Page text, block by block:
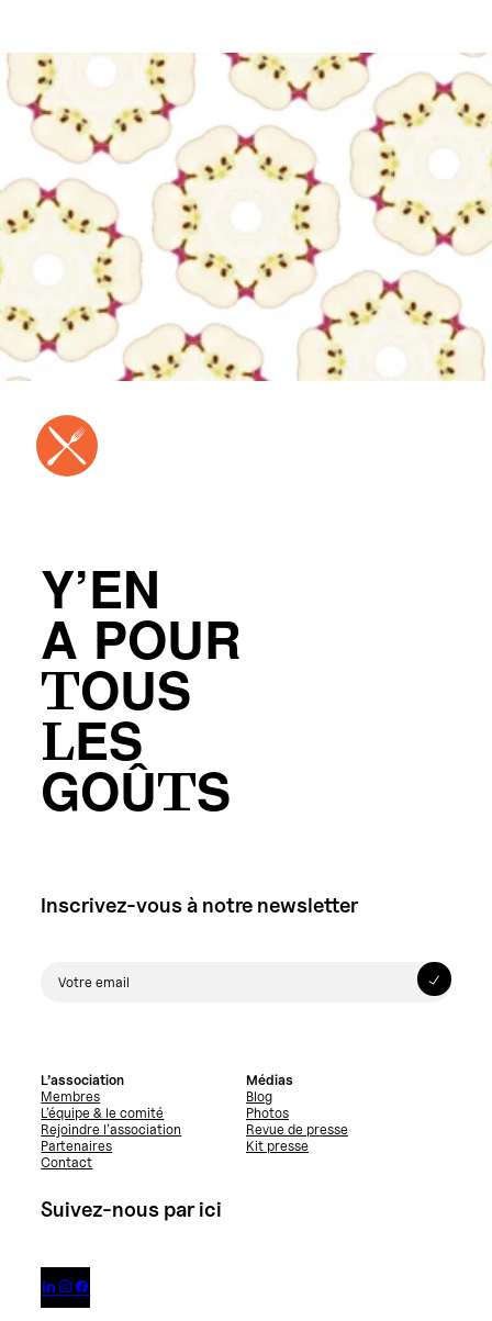
Y’EN
A POUR
TOUS
LES
GOÛTS
Inscrivez-vous à notre newsletter
L’association
Membres
L’équipe & le comité
Rejoindre l’association
Partenaires
Contact
Médias
Blog
Photos
Revue de presse
Kit presse
Suivez-nous par ici
  